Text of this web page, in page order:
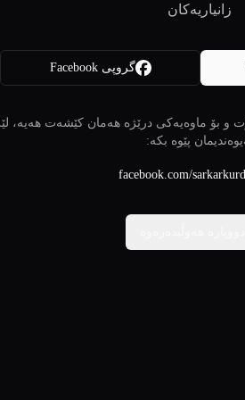
زانیاریەکان
گروپی Facebook
و بۆ ماوەیەکی درێژە هەمان کێشەت هەیە،
پێوە بکە:
facebook.com/